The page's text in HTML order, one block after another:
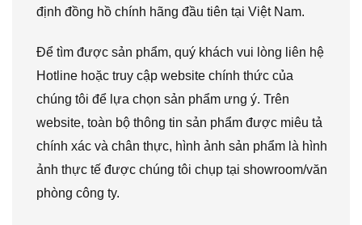
định đồng hồ chính hãng đầu tiên tại Việt Nam.
Để tìm được sản phẩm, quý khách vui lòng liên hệ
Hotline hoặc truy cập website chính thức của
chúng tôi để lựa chọn sản phẩm ưng ý. Trên
website, toàn bộ thông tin sản phẩm được miêu tả
chính xác và chân thực, hình ảnh sản phẩm là hình
ảnh thực tế được chúng tôi chụp tại showroom/văn
phòng công ty.